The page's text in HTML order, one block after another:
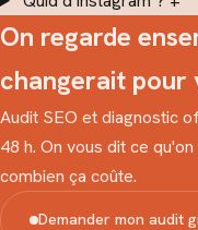
On regarde
changerait pour
Audit SEO et diagnostic
48 h. On vous dit ce
combien ça coûte.
Demander mon audit